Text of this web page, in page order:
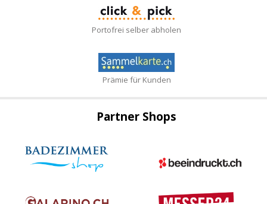
Portofrei selber abholen
Prämie für Kunden
Partner Shops